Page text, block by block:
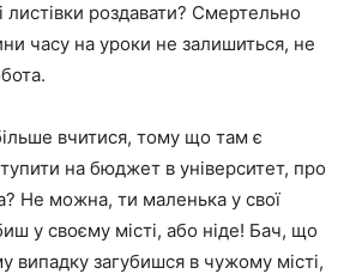
листівки роздавати? Смертельно
часу на уроки не залишиться, не
вчитися, тому що там є
на бюджет в університет, про
Не можна, ти маленька у свої
у своєму місті, або ніде! Бач, що
випадку загубишся в чужому місті,